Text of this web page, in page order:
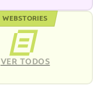
WEBSTORIES
VER TODOS